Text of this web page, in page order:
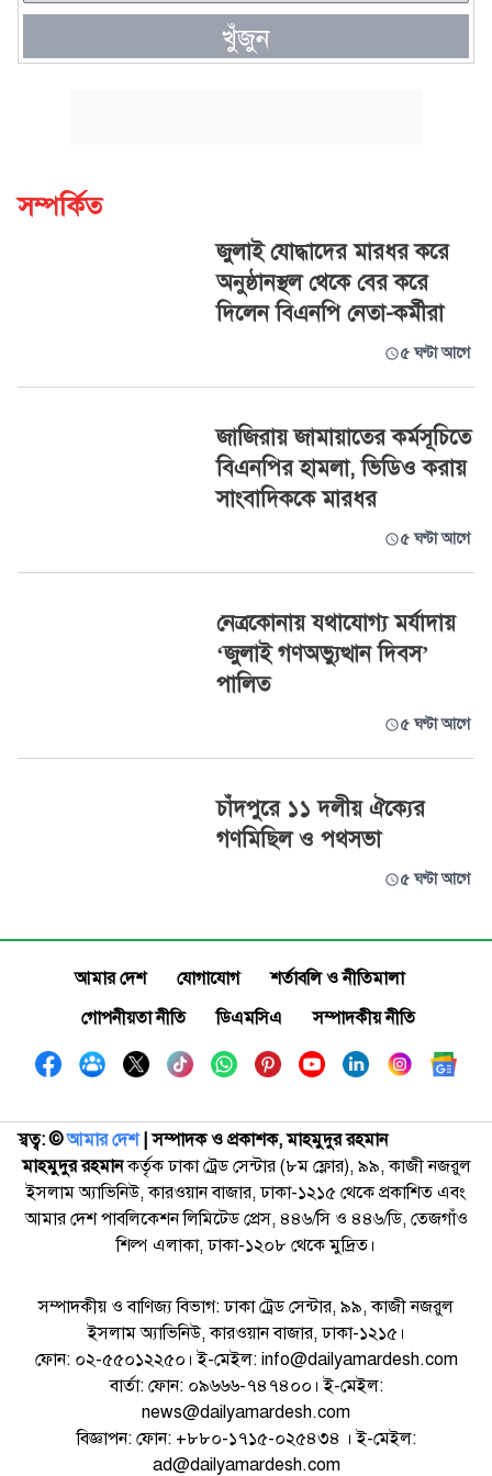
খুঁজুন
সম্পর্কিত
জুলাই যোদ্ধাদের মারধর করে
অনুষ্ঠানস্থল থেকে বের করে
দিলেন বিএনপি নেতা-কর্মীরা
৫ ঘণ্টা আগে
জাজিরায় জামায়াতের কর্মসূচিতে
বিএনপির হামলা, ভিডিও করায়
সাংবাদিককে মারধর
৫ ঘণ্টা আগে
নেত্রকোনায় যথাযোগ্য মর্যাদায়
‘জুলাই গণঅভ্যুত্থান দিবস’
পালিত
৫ ঘণ্টা আগে
চাঁদপুরে ১১ দলীয় ঐক্যের
গণমিছিল ও পথসভা
৫ ঘণ্টা আগে
আমার দেশ যোগাযোগ
শর্তাবলি ও নীতিমালা
গোপনীয়তা নীতি
ডিএমসিএ সম্পাদকীয় নীতি
স্বত্ব: ©️আমার দেশ| সম্পাদক ও প্রকাশক, মাহমুদুর রহমান
মাহমুদুর রহমানকর্তৃক ঢাকা ট্রেড সেন্টার (৮ম ফ্লোর), ৯৯, কাজী নজরুল
ইসলাম অ্যাভিনিউ, কারওয়ান বাজার, ঢাকা-১২১৫ থেকে প্রকাশিত এবং
আমার দেশ পাবলিকেশন লিমিটেড প্রেস, ৪৪৬/সি ও ৪৪৬/ডি, তেজগাঁও
শিল্প এলাকা, ঢাকা-১২০৮ থেকে মুদ্রিত।
সম্পাদকীয় ও বাণিজ্য বিভাগ: ঢাকা ট্রেড সেন্টার, ৯৯, কাজী নজরুল
ইসলাম অ্যাভিনিউ, কারওয়ান বাজার, ঢাকা-১২১৫।
ফোন: ০২-৫৫০১২২৫০। ই-মেইল: info@dailyamardesh.com
বার্তা: ফোন: ০৯৬৬৬-৭৪৭৪০০। ই-মেইল:
news@dailyamardesh.com
বিজ্ঞাপন: ফোন: +৮৮০-১৭১৫-০২৫৪৩৪ । ই-মেইল:
ad@dailyamardesh.com